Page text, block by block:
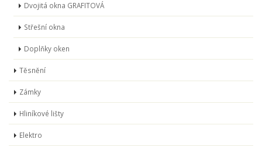
Dvojitá okna GRAFITOVÁ
Střešní okna
Doplňky oken
Těsnění
Zámky
Hliníkové lišty
Elektro